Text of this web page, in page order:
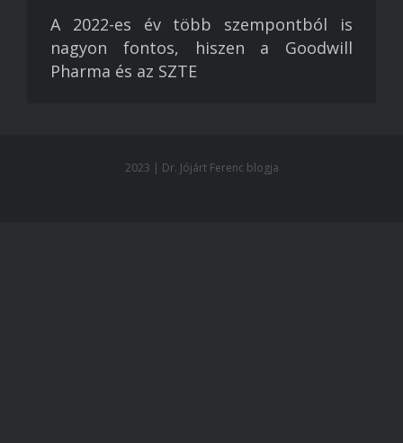
A 2022-es év több szempontból is
nagyon fontos, hiszen a Goodwill
Pharma és az SZTE
2023 | Dr. Jójárt Ferenc blogja